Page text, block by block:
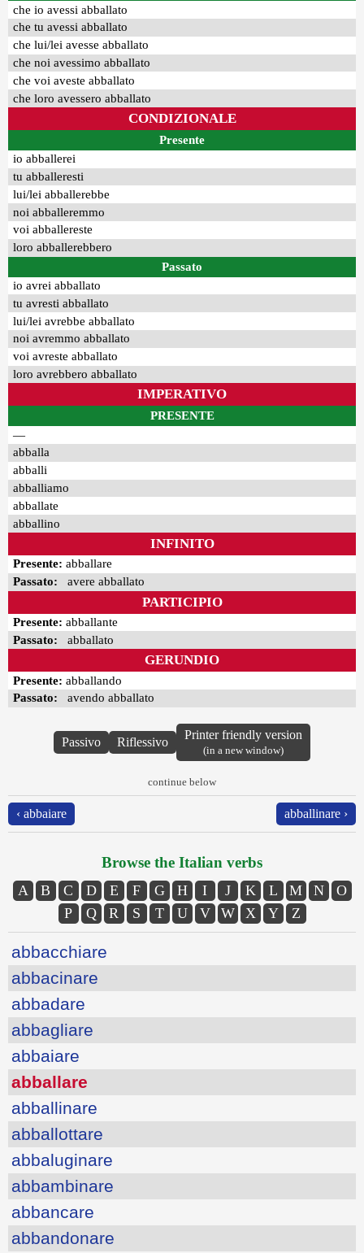
che io avessi abballato
che tu avessi abballato
che lui/lei avesse abballato
che noi avessimo abballato
che voi aveste abballato
che loro avessero abballato
CONDIZIONALE
Presente
io abballerei
tu abballeresti
lui/lei abballerebbe
noi abballeremmo
voi abballereste
loro abballerebbero
Passato
io avrei abballato
tu avresti abballato
lui/lei avrebbe abballato
noi avremmo abballato
voi avreste abballato
loro avrebbero abballato
IMPERATIVO
PRESENTE
—
abballa
abballi
abballiamo
abballate
abballino
INFINITO
Presente: abballare
Passato: avere abballato
PARTICIPIO
Presente: abballante
Passato: abballato
GERUNDIO
Presente: abballando
Passato: avendo abballato
Passivo Riflessivo
Printer friendly version
(in a new window)
continue below
‹ abbaiare abballinare ›
Browse the Italian verbs
A B C D E F G H I J K L M N
O
P
Q R S T U V W X Y Z
abbacchiare
abbacinare
abbadare
abbagliare
abbaiare
abballare
abballinare
abballottare
abbaluginare
abbambinare
abbancare
abbandonare